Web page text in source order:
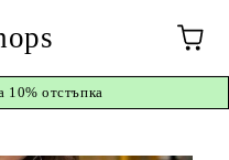
10% отстъпка